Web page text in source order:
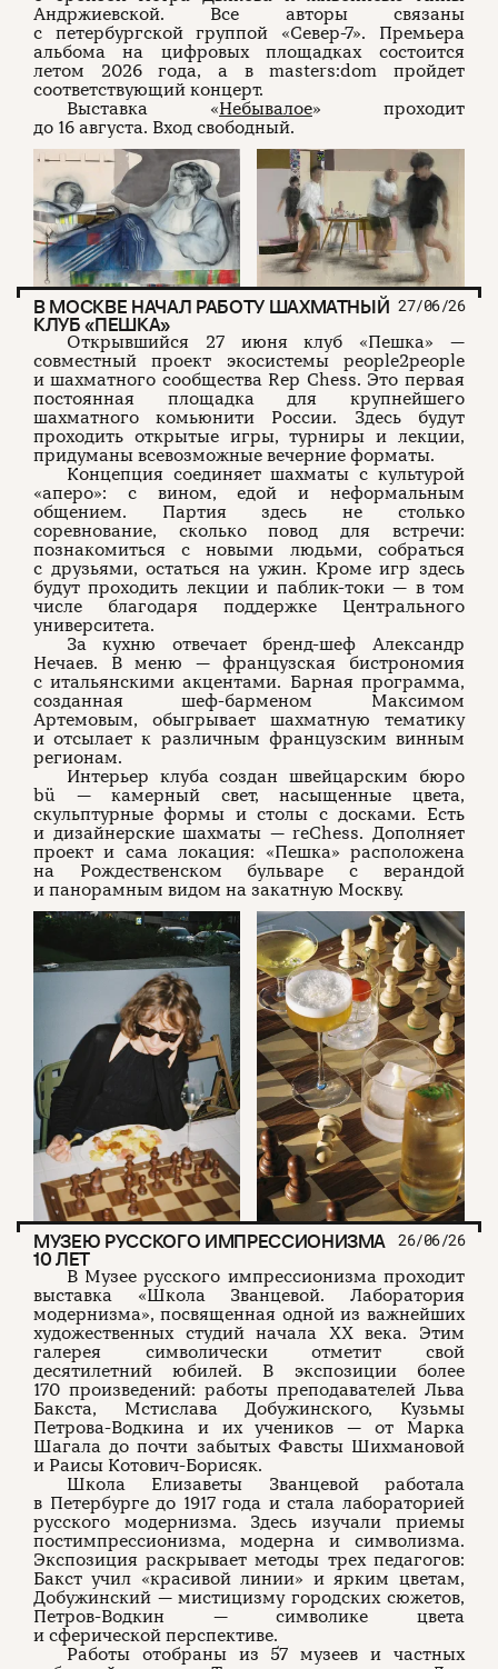
Андржиевской. Все авторы связаны
с петербургской группой «Север-7». Премьера
альбома на цифровых площадках состоится
летом 2026 года, а в masters:dom пройдет
соответствующий концерт.
Выставка «Небывалое» проходит
до 16 августа. Вход свободный.
В МОСКВЕ НАЧАЛ РАБОТУ ШАХМАТНЫЙ
КЛУБ «ПЕШКА»
27/06/26
Открывшийся 27 июня клуб «Пешка» —
совместный проект экосистемы people2people
и шахматного сообщества Rep Chess. Это первая
постоянная площадка для крупнейшего
шахматного комьюнити России. Здесь будут
проходить открытые игры, турниры и лекции,
придуманы всевозможные вечерние форматы.
Концепция соединяет шахматы с культурой
«аперо»: с вином, едой и неформальным
общением. Партия здесь не столько
соревнование, сколько повод для встречи:
познакомиться с новыми людьми, собраться
с друзьями, остаться на ужин. Кроме игр здесь
будут проходить лекции и паблик-токи — в том
числе благодаря поддержке Центрального
университета.
За кухню отвечает бренд-шеф Александр
Нечаев. В меню — французская бистрономия
с итальянскими акцентами. Барная программа,
созданная шеф-барменом Максимом
Артемовым, обыгрывает шахматную тематику
и отсылает к различным французским винным
регионам.
Интерьер клуба создан швейцарским бюро
bü — камерный свет, насыщенные цвета,
скульптурные формы и столы с досками. Есть
и дизайнерские шахматы — reChess. Дополняет
проект и сама локация: «Пешка» расположена
на Рождественском бульваре с верандой
и панорамным видом на закатную Москву.
МУЗЕЮ РУССКОГО ИМПРЕССИОНИЗМА
10 ЛЕТ
26/06/26
В Музее русского импрессионизма проходит
выставка «Школа Званцевой. Лаборатория
модернизма», посвященная одной из важнейших
художественных студий начала XX века. Этим
галерея символически отметит свой
десятилетний юбилей. В экспозиции более
170 произведений: работы преподавателей Льва
Бакста, Мстислава Добужинского, Кузьмы
Петрова-Водкина и их учеников — от Марка
Шагала до почти забытых Фавсты Шихмановой
и Раисы Котович-Борисяк.
Школа Елизаветы Званцевой работала
в Петербурге до 1917 года и стала лабораторией
русского модернизма. Здесь изучали приемы
постимпрессионизма, модерна и символизма.
Экспозиция раскрывает методы трех педагогов:
Бакст учил «красивой линии» и ярким цветам,
Добужинский — мистицизму городских сюжетов,
Петров-Водкин — символике цвета
и сферической перспективе.
Работы отобраны из 57 музеев и частных